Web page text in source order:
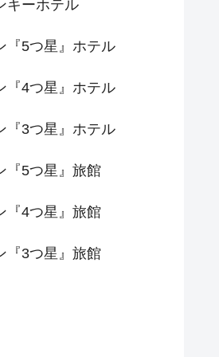
キーホテル
『5つ星』ホテル
『4つ星』ホテル
『3つ星』ホテル
『5つ星』旅館
『4つ星』旅館
『3つ星』旅館